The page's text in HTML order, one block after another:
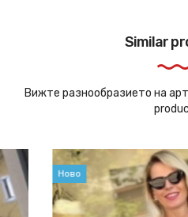
Similar
Вижте разнообразието на
Ново